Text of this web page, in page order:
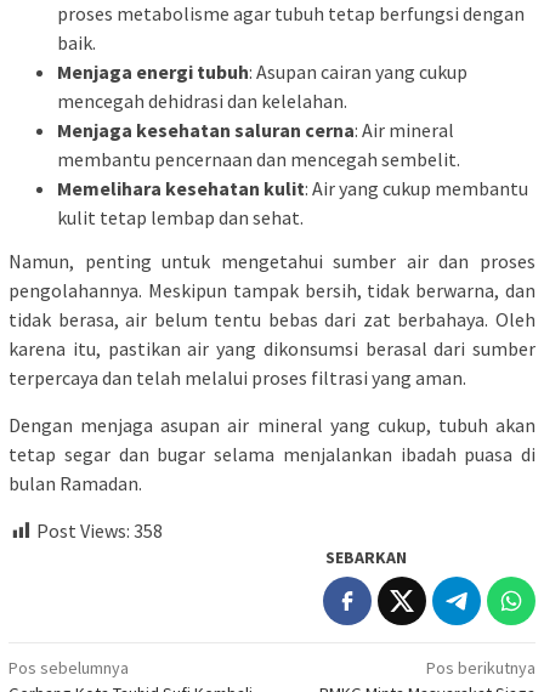
proses metabolisme agar tubuh tetap berfungsi dengan
baik.
Menjaga energi tubuh: Asupan cairan yang cukup
mencegah dehidrasi dan kelelahan.
Menjaga kesehatan saluran cerna: Air mineral
membantu pencernaan dan mencegah sembelit.
Memelihara kesehatan kulit: Air yang cukup membantu
kulit tetap lembap dan sehat.
Namun, penting untuk mengetahui sumber air dan proses
pengolahannya. Meskipun tampak bersih, tidak berwarna, dan
tidak berasa, air belum tentu bebas dari zat berbahaya. Oleh
karena itu, pastikan air yang dikonsumsi berasal dari sumber
terpercaya dan telah melalui proses filtrasi yang aman.
Dengan menjaga asupan air mineral yang cukup, tubuh akan
tetap segar dan bugar selama menjalankan ibadah puasa di
bulan Ramadan.
Post Views: 358
SEBARKAN
Navigasi
Pos sebelumnya
Pos berikutnya